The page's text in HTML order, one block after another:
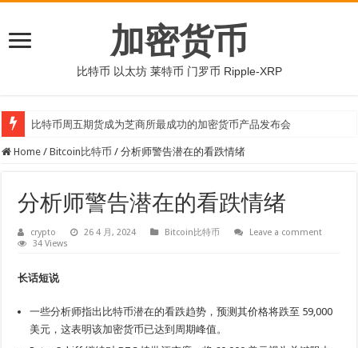
加密货币
比特币 以太坊 莱特币 门罗币 Ripple-XRP
比特币周五期货成为芝商所最成功的加密货币产品发布会
Home / Bitcoin比特币 / 分析师警告潜在的看跌情绪
分析师警告潜在的看跌情绪
crypto 26 4 月, 2024 Bitcoin比特币
Leave a comment
34 Views
长话短说
一些分析师指出比特币潜在的看跌趋势，预测其价格将跌至 59,000
美元，这表明该加密货币已达到周期峰值。